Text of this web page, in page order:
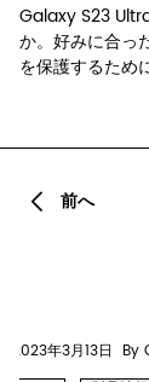
Galaxy S23
か。好みに合っ
を保護するため
2023年3月13日 By